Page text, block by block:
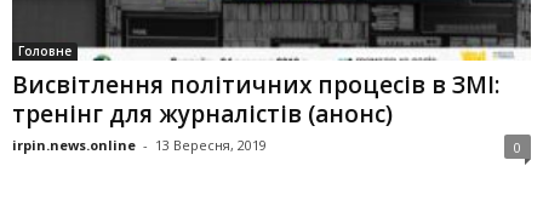
Головне
Висвітлення політичних процесів в ЗМІ:
тренінг для журналістів (анонс)
irpin.news.online - 13 Вересня, 2019 0